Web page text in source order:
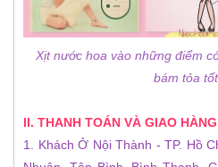
Xịt nước hoa vào những điểm
bám tỏa
II. THANH TOÁN VÀ GIAO
1. Khách Ở Nội Thành - TP. Hồ